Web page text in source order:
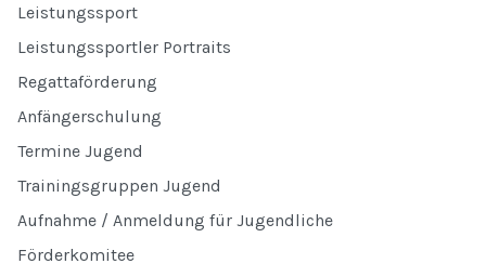
Leistungssport
Leistungssportler Portraits
Regattaförderung
Anfängerschulung
Termine Jugend
Trainingsgruppen Jugend
Aufnahme / Anmeldung für Jugendliche
Förderkomitee